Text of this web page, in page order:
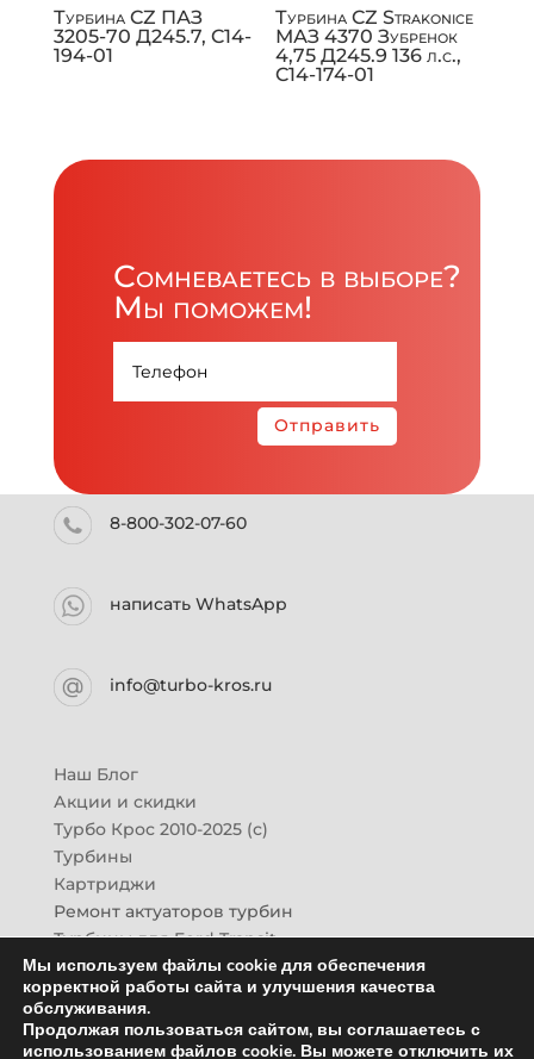
Турбина CZ ПАЗ
3205-70 Д245.7, C14-
194-01
Турбина CZ Strakonice
МАЗ 4370 Зубренок
4,75 Д245.9 136 л.с.,
C14-174-01
Сомневаетесь в выборе?
Мы поможем!
Отправить
8-800-302-07-60
написать WhatsApp
info@turbo-kros.ru
Наш Блог
Акции и скидки
Турбо Крос 2010-2025 (с)
Турбины
Картриджи
Ремонт актуаторов турбин
Турбины для Ford Transit
Турбины для Mazda CX-7
Картридж для ГАЗон-Next
Турбины HINO (Хино)
Купить новую турбину
Мы используем файлы cookie для обеспечения
корректной работы сайта и улучшения качества
обслуживания.
Продолжая пользоваться сайтом, вы соглашаетесь с
использованием файлов cookie. Вы можете отключить их